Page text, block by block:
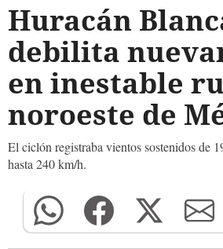
Huracán
debilita
en inestable
noroeste de
El ciclón registraba vientos sostenidos de
hasta 240 km/h.